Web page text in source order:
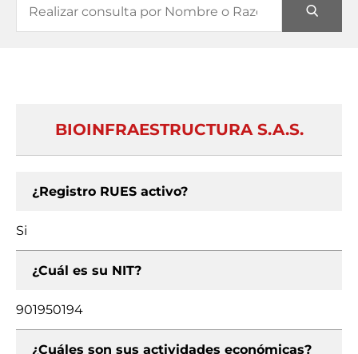
BIOINFRAESTRUCTURA S.A.S.
¿Registro RUES activo?
Si
¿Cuál es su NIT?
901950194
¿Cuáles son sus actividades económicas?